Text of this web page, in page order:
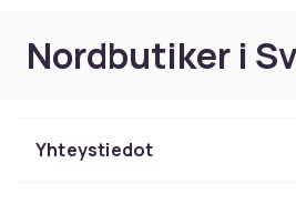
Nordbutiker i
Yhteystiedot